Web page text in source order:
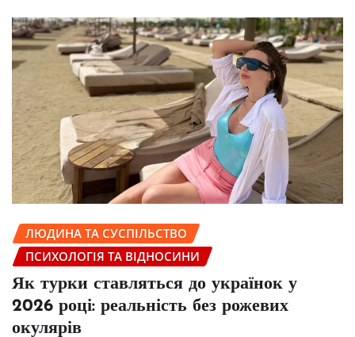
ЛЮДИНА ТА СУСПІЛЬСТВО
ПСИХОЛОГІЯ ТА ВІДНОСИНИ
Як турки ставляться до українок у
2026 році: реальність без рожевих
окулярів